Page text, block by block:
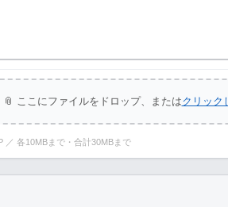
📎 ここにファイルをドロップ、またはクリック
／ 各10MBまで・合計30MBまで